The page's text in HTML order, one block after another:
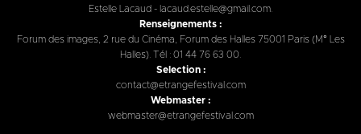
Estelle Lacaud - lacaud.estelle@gmail.com.
Renseignements :
Forum des images, 2 rue du Cinéma, Forum des Halles 75001 Paris (M° Les
Halles). Tél : 01 44 76 63 00.
Selection :
contact@etrangefestival.com
Webmaster :
webmaster@etrangefestival.com